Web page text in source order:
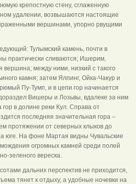
крепостную стену, сглаженную
удалении, возвышаются настоящие
вершинами, упорно рвущими
Тулымский камень, почти в
практически сливаются; Ишерим,
вершина; между ними, низкий с такого
камня; затем Ялпинг, Ойка-Чакур и
Пу-Тумп, и в цепи гор начинается
Вишеры и Лозьвы, вдалеке за ним
в долине реки Кул. Справа от
последняя значительная гора –
протяжении от северных клыков до
юге. На фоне Мартая видны Чувальские
огромных камней среди полей
зеленого вереска.
дальних перспектив не приходится,
тянет к отдыху, а удобные ночевки на